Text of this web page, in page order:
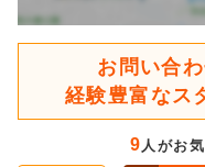
お問い合
経験豊富なス
9人がお